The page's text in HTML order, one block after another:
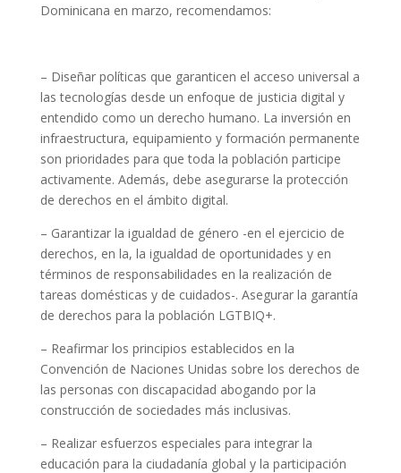
Dominicana en marzo, recomendamos:
– Diseñar políticas que garanticen el acceso universal a
las tecnologías desde un enfoque de justicia digital y
entendido como un derecho humano. La inversión en
infraestructura, equipamiento y formación permanente
son prioridades para que toda la población participe
activamente. Además, debe asegurarse la protección
de derechos en el ámbito digital.
– Garantizar la igualdad de género -en el ejercicio de
derechos, en la, la igualdad de oportunidades y en
términos de responsabilidades en la realización de
tareas domésticas y de cuidados-. Asegurar la garantía
de derechos para la población LGTBIQ+.
– Reafirmar los principios establecidos en la
Convención de Naciones Unidas sobre los derechos de
las personas con discapacidad abogando por la
construcción de sociedades más inclusivas.
– Realizar esfuerzos especiales para integrar la
educación para la ciudadanía global y la participación